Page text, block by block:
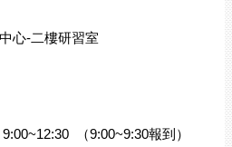
心-二樓研習室
（9:00~9:30報到）